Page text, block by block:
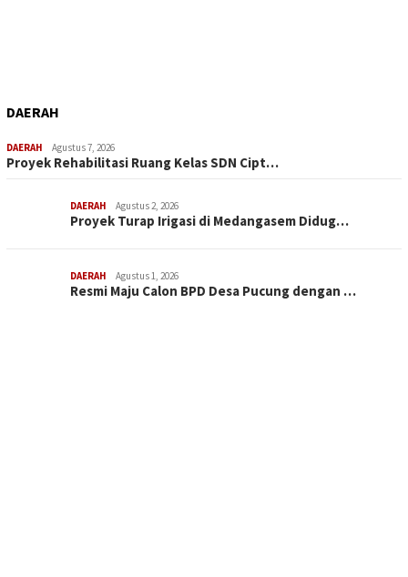
DAERAH
DAERAH Agustus 7, 2026
Proyek Rehabilitasi Ruang Kelas SDN Cipt…
DAERAH Agustus 2, 2026
Proyek Turap Irigasi di Medangasem Didug…
DAERAH Agustus 1, 2026
Resmi Maju Calon BPD Desa Pucung dengan …